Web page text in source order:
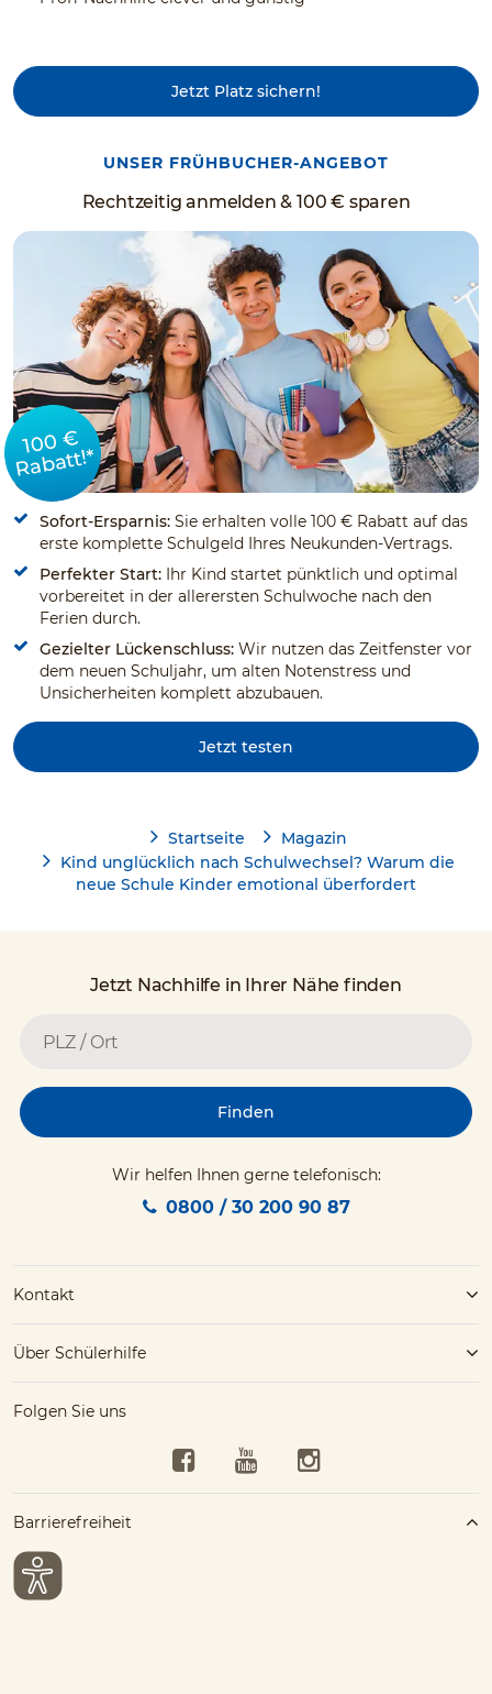
Jetzt Platz sichern!
UNSER FRÜHBUCHER-ANGEBOT
Rechtzeitig anmelden & 100 € sparen
100 €
Rabatt!*
Sofort-Ersparnis: Sie erhalten volle 100 € Rabatt auf das
erste komplette Schulgeld Ihres Neukunden-Vertrags.
Perfekter Start: Ihr Kind startet pünktlich und optimal
vorbereitet in der allerersten Schulwoche nach den
Ferien durch.
Gezielter Lückenschluss: Wir nutzen das Zeitfenster vor
dem neuen Schuljahr, um alten Notenstress und
Unsicherheiten komplett abzubauen.
Jetzt testen
Startseite
Magazin
Kind unglücklich nach Schulwechsel? Warum die
neue Schule Kinder emotional überfordert
Jetzt Nachhilfe in Ihrer Nähe finden
Finden
Wir helfen Ihnen gerne telefonisch:
0800 / 30 200 90 87
Kontakt
Über Schülerhilfe
Folgen Sie uns
FacebookYouTubeInstagram
Barrierefreiheit